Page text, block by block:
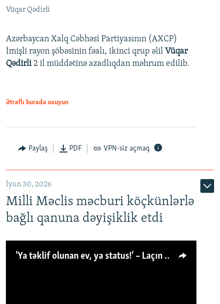
Vüqar Qədirli
Azərbaycan Xalq Cəbhəsi Partiyasının (AXCP)
İmişli rayon şöbəsinin fəalı, ikinci qrup əlil Vüqar
Qədirli2 il müddətinə azadlıqdan məhrum edilib.
Ətraflı burada oxuyun
Paylaş PDF VPN-siz açmaq
İyun 30, 2026
Milli Məclis məcburi köçkünlərlə
bağlı qanuna dəyişiklik etdi
'Ya təklif olunan ev, ya status!' – Laçın köçkünü: 'Laçından başqa heç hara!'